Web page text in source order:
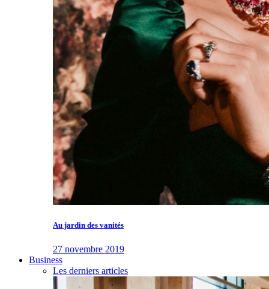
Au jardin des vanités
27 novembre 2019
Business
Les derniers articles